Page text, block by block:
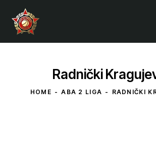
Radnički
HOME ABA 2 LIGA RADNIČKI